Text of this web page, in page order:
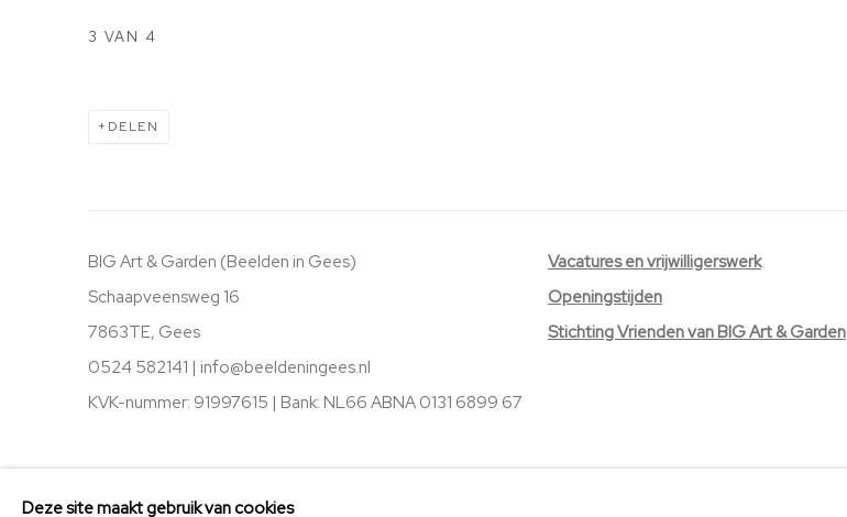
3VAN 4
DELEN
BIG Art & Garden (Beelden in Gees)
Schaapveensweg 16
7863TE, Gees
0524 582141 | info@beeldeningees.nl
KVK-nummer: 91997615 | Bank: NL66 ABNA 0131 6899 67
Vacaturesen vrijwilligerswerk
Openingstijden
Stichting Vrienden van BIG Art & Garden
Deze site maakt gebruik van cookies